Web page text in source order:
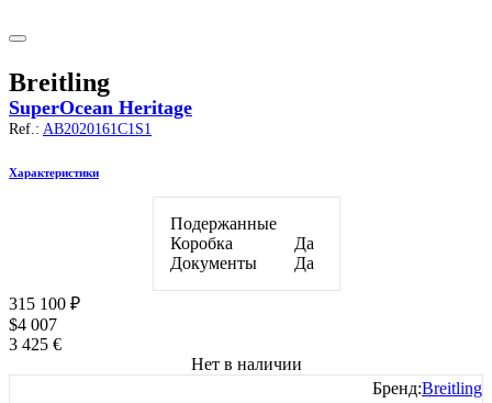
Breitling
SuperOcean Heritage
Ref.: AB2020161C1S1
Характеристики
Подержанные
Коробка
Да
Документы
Да
315 100 ₽
$4 007
3 425 €
Нет в наличии
Бренд:Breitling